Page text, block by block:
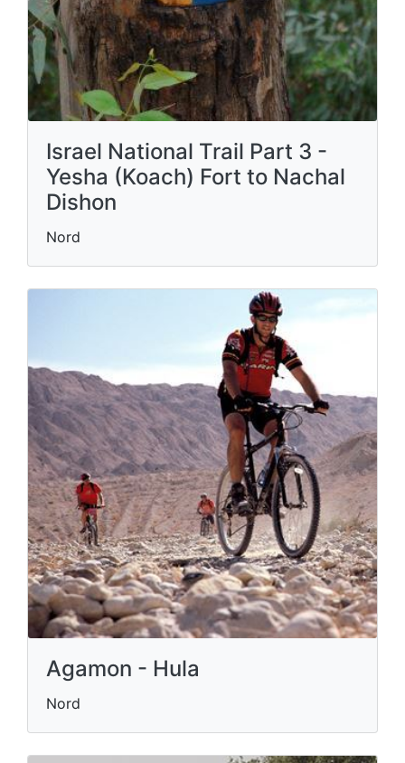
Israel National Trail Part 3 -
Yesha (Koach) Fort to Nachal
Dishon
Nord
Agamon - Hula
Nord